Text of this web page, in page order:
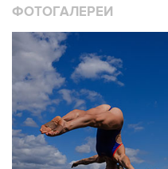
ФОТОГАЛЕРЕИ